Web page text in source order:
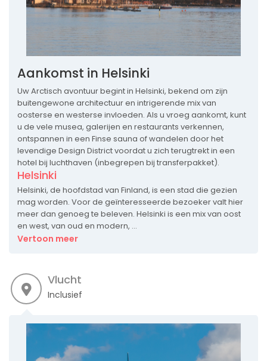
Aankomst in Helsinki
Uw Arctisch avontuur begint in Helsinki, bekend om zijn
buitengewone architectuur en intrigerende mix van
oosterse en westerse invloeden. Als u vroeg aankomt, kunt
u de vele musea, galerijen en restaurants verkennen,
ontspannen in een Finse sauna of wandelen door het
levendige Design District voordat u zich terugtrekt in een
hotel bij luchthaven (inbegrepen bij transferpakket).
Helsinki
Helsinki, de hoofdstad van Finland, is een stad die gezien
mag worden. Voor de geïnteresseerde bezoeker valt hier
meer dan genoeg te beleven. Helsinki is een mix van oost
en west, van oud en modern, ...
Vertoon meer
Vlucht
Inclusief